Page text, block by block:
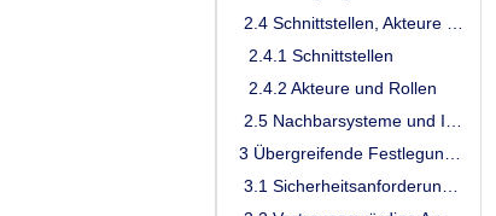
2.4.1 Schnittstellen
2.4.2 Akteure und Rollen